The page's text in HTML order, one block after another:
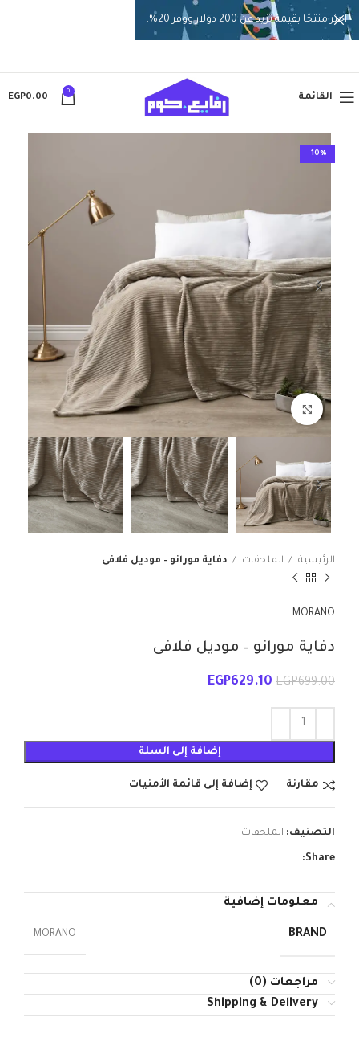
القائمة
0
EGP0.00
-10%
انقر للتكبير
الرئيسية الملحقات دفاية مورانو – موديل فلافى
MORANO
دفاية مورانو – موديل فلافى
EGP699.00
EGP629.10
إضافة إلى السلة
مقارنة إضافة إلى قائمة الأمنيات
التصنيف: الملحقات
Share:
معلومات إضافية
BRAND
MORANO
مراجعات (0)
Shipping & Delivery
اختر منتجًا بقيمة تزيد عن 200 دولار ووفر 20%.